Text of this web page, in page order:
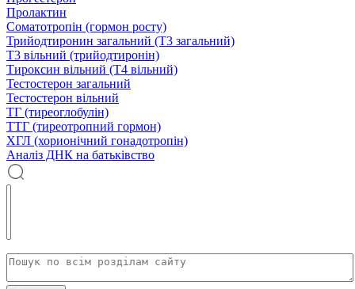
Пролактин
Соматотропін (гормон росту)
Трийодтиронин загальний (Т3 загальний)
Т3 вільний (трийодтиронін)
Тироксин вільний (Т4 вільний)
Тестостерон загальний
Тестостерон вільний
ТГ (тиреоглобулін)
ТТГ (тиреотропний гормон)
ХГЛ (хорионічний гонадотропін)
Аналіз ДНК на батьківство